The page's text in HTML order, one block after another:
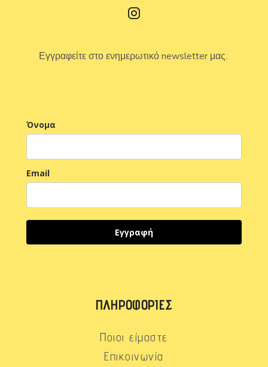
Εγγραφείτε στο ενημερωτικό newsletter μας.
Όνομα
Email
Εγγραφή
ΠΛΗΡΟΦΟΡΊΕΣ
Ποιοι είμαστε
Επικοινωνία